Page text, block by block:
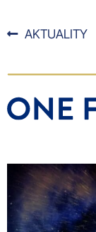
AKTUALITY